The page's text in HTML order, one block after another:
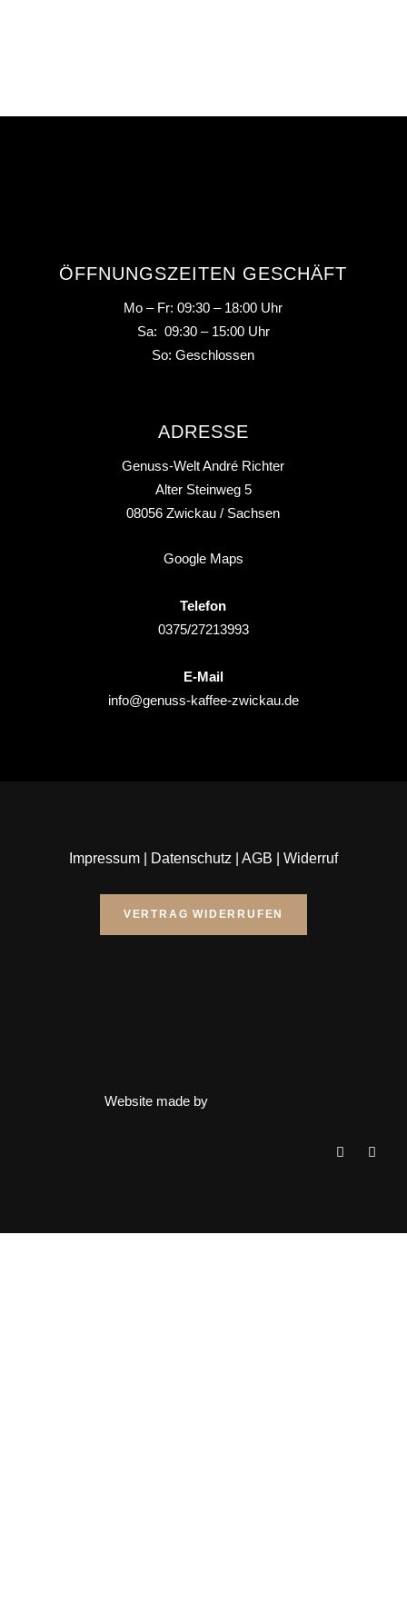
ÖFFNUNGSZEITEN GESCHÄFT
Mo – Fr: 09:30 – 18:00 Uhr
Sa: 09:30 – 15:00 Uhr
So: Geschlossen
ADRESSE
Genuss-Welt André Richter
Alter Steinweg 5
08056 Zwickau / Sachsen
Google Maps
Telefon
0375/27213993
E-Mail
info@genuss-kaffee-zwickau.de
Impressum| Datenschutz AGB Widerruf
VERTRAG WIDERRUFEN